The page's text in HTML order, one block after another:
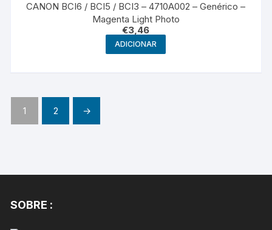
CANON BCI6 / BCI5 / BCI3 – 4710A002 – Genérico –
Magenta Light Photo
€3,46
ADICIONAR
1 2 →
SOBRE :